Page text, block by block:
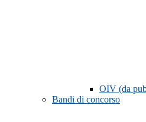
OIV (da
Bandi di concorso